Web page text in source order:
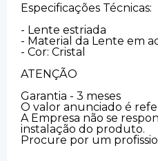
Especificações Técnicas:
- Lente estriada
- Material da Lente em
- Cor: Cristal
ATENÇÃO
Garantia - 3 meses
O valor anunciado é
A Empresa não se
instalação do produto.
Procure por um